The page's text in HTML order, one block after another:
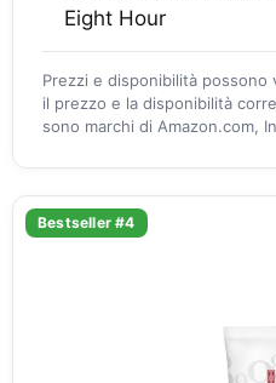
Eight Hour
Prezzi e disponibilità possono
il prezzo e la disponibilità
sono marchi di Amazon.com,
Bestseller #4